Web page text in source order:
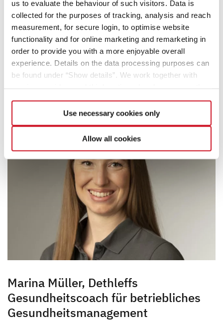
us to evaluate the behaviour of such visitors. Data is
collected for the purposes of tracking, analysis and reach
measurement, for secure login, to optimise website
functionality and for online marketing and remarketing in
order to provide you with a more enjoyable overall
experience. Details on the data processing purposes can
be found under “Show details”. We work together with
data for their own purposes and merge it with other data if
necessary. If you click the “Allow cookies” button or
select individual cookies in the detailed view, you provide
your consent to the processing of your data for the
and not required to use our website. You can view your
selected settings at any time as well as deselect or
change them later (such as by using the fingerprint button
at the bottom left of the website). You can find further
information in our Privacy Policy.
Allow all cookies
Use necessary cookies only
Marina Müller, Dethleffs
Gesundheitscoach für betriebliches
Gesundheitsmanagement